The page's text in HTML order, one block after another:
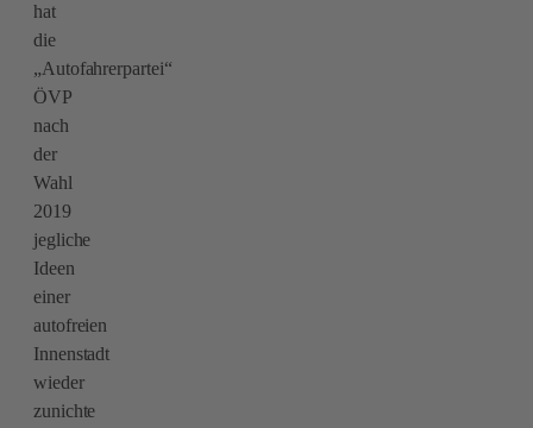
hat
die
„Autofahrerpartei“
ÖVP
nach
der
Wahl
2019
jegliche
Ideen
einer
autofreien
Innenstadt
wieder
zunichte